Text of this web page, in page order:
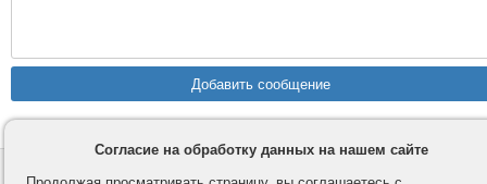
Контакты Privacy и Cookie
Согласие на обработку данных на нашем сайте